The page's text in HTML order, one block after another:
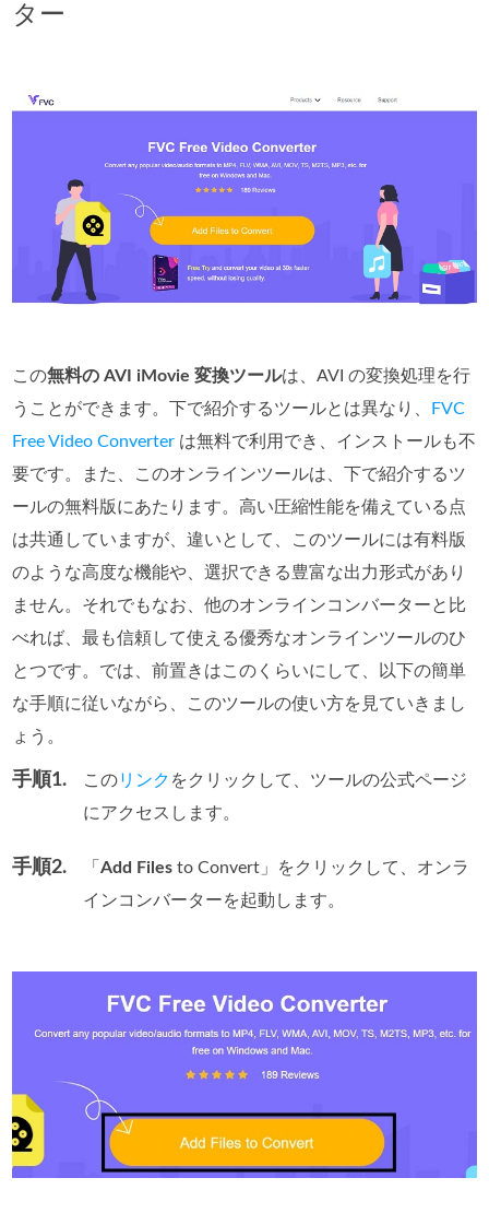
ター
この無料の AVI iMovie 変換ツールは、AVI の変換処理を行
うことができます。下で紹介するツールとは異なり、
FVC
Free Video Converter は無料で利用でき、インストールも不
要です。また、このオンラインツールは、下で紹介するツ
ールの無料版にあたります。高い圧縮性能を備えている点
は共通していますが、違いとして、このツールには有料版
のような高度な機能や、選択できる豊富な出力形式があり
ません。それでもなお、他のオンラインコンバーターと比
べれば、最も信頼して使える優秀なオンラインツールのひ
とつです。では、前置きはこのくらいにして、以下の簡単
な手順に従いながら、このツールの使い方を見ていきまし
ょう。
手順1. このリンク をクリックして、ツールの公式ページ
にアクセスします。
手順2. 「Add Files to Convert」をクリックして、オンラ
インコンバーターを起動します。